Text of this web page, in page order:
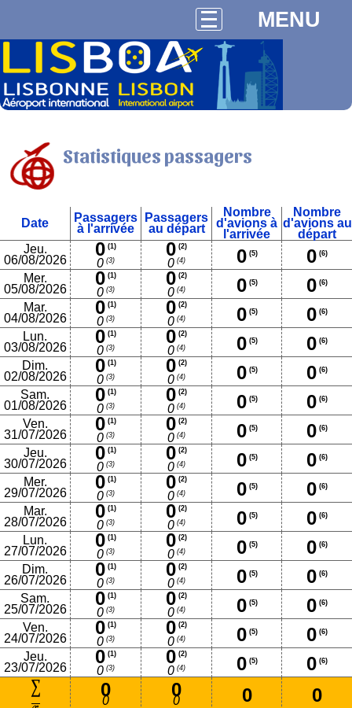
MENU
Statistiques passagers
Date
Passagers
à l'arrivée
Passagers
au départ
Nombre
d'avions à
l'arrivée
Nombre
d'avions au
départ
Jeu.
06/08/2026
0 (1)
0 (3)
0 (2)
0 (4) 0(5) 0 (6)
Mer.
05/08/2026
0 (1)
0 (3)
0 (2)
0 (4) 0(5) 0 (6)
Mar.
04/08/2026
0 (1)
0 (3)
0 (2)
0 (4) 0(5) 0 (6)
Lun.
03/08/2026
0 (1)
0 (3)
0 (2)
0 (4) 0(5) 0 (6)
Dim.
02/08/2026
0 (1)
0 (3)
0 (2)
0 (4) 0(5) 0 (6)
Sam.
01/08/2026
0 (1)
0 (3)
0 (2)
0 (4) 0(5) 0 (6)
Ven.
31/07/2026
0 (1)
0 (3)
0 (2)
0 (4) 0(5) 0 (6)
Jeu.
30/07/2026
0 (1)
0 (3)
0 (2)
0 (4) 0(5) 0 (6)
Mer.
29/07/2026
0 (1)
0 (3)
0 (2)
0 (4) 0(5) 0 (6)
Mar.
28/07/2026
0 (1)
0 (3)
0 (2)
0 (4) 0(5) 0 (6)
Lun.
27/07/2026
0 (1)
0 (3)
0 (2)
0 (4) 0(5) 0 (6)
Dim.
26/07/2026
0 (1)
0 (3)
0 (2)
0 (4) 0(5) 0 (6)
Sam.
25/07/2026
0 (1)
0 (3)
0 (2)
0 (4) 0(5) 0 (6)
Ven.
24/07/2026
0 (1)
0 (3)
0 (2)
0 (4) 0(5) 0 (6)
Jeu.
23/07/2026
0 (1)
0 (3)
0 (2)
0 (4) 0(5) 0 (6)
0
0
0
0 0 0